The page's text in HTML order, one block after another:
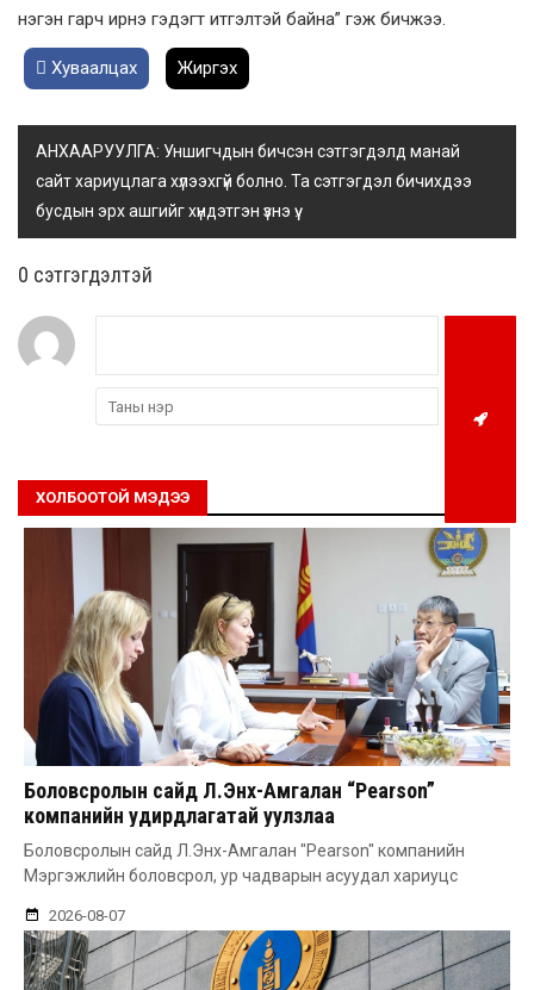
нэгэн гарч ирнэ гэдэгт итгэлтэй байна” гэж бичжээ.
Хуваалцах Жиргэх
АНХААРУУЛГА: Уншигчдын бичсэн сэтгэгдэлд манай
сайт хариуцлага хүлээхгүй болно. Та сэтгэгдэл бичихдээ
бусдын эрх ашгийг хүндэтгэн үзнэ үү.
0 cэтгэгдэлтэй
ХОЛБООТОЙ МЭДЭЭ
Боловсролын сайд Л.Энх-Амгалан “Pearson”
компанийн удирдлагатай уулзлаа
Боловсролын сайд Л.Энх-Амгалан "Pearson" компанийн
Мэргэжлийн боловсрол, ур чадварын асуудал хариуцс
2026-08-07